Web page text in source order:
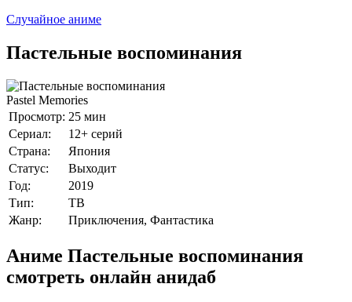
Случайное аниме
Пастельные воспоминания
Pastel Memories
Просмотр: 25 мин
Сериал:
12+ серий
Страна:
Япония
Статус:
Выходит
Год:
2019
Тип:
ТВ
Жанр:
Приключения, Фантастика
Аниме Пастельные воспоминания
смотреть онлайн анидаб